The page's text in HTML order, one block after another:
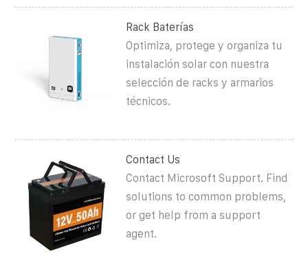
Rack Baterías
Optimiza, protege y organiza tu
instalación solar con nuestra
selección de racks y armarios
técnicos.
Contact Us
Contact Microsoft Support. Find
solutions to common problems,
or get help from a support
agent.